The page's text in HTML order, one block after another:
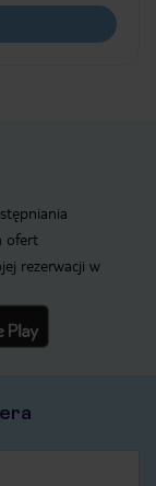
ofert
rezerwacji w